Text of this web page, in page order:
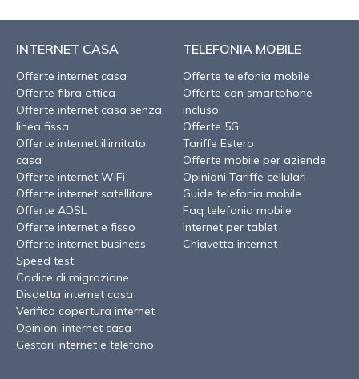
INTERNET CASA
Offerte internet casa
Offerte fibra ottica
Offerte internet casa senza
linea fissa
Offerte internet illimitato
casa
Offerte internet WiFi
Offerte internet satellitare
Offerte ADSL
Offerte internet e fisso
Offerte internet business
Speed test
Codice di migrazione
Disdetta internet casa
Verifica copertura internet
Opinioni internet casa
Gestori internet e telefono
TELEFONIA MOBILE
Offerte telefonia mobile
Offerte con smartphone
incluso
Offerte 5G
Tariffe Estero
Offerte mobile per aziende
Opinioni Tariffe cellulari
Guide telefonia mobile
Faq telefonia mobile
Internet per tablet
Chiavetta internet